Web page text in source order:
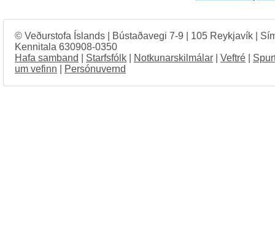
© Veðurstofa Íslands | Bústaðavegi 7-9 | 105 Reykjavík |
Kennitala 630908-0350
Hafa samband
Starfsfólk Notkunarskilmálar Veftré
um vefinn
Persónuvernd